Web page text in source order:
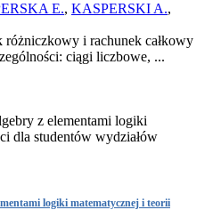
E., KASPERSKI A.,
różniczkowy i rachunek całkowy
ciągi liczbowe, ...
logiki matematycznej i teorii